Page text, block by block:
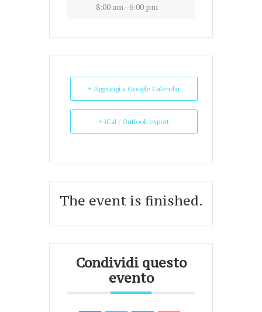
8:00 am - 6:00 pm
+ Aggiungi a Google Calendar
+ iCal / Outlook export
The event is finished.
Condividi questo
evento